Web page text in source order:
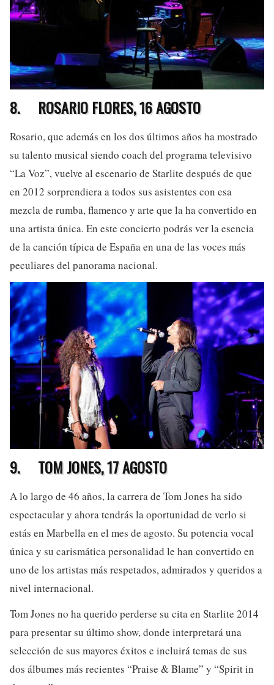
8. ROSARIO FLORES, 16 AGOSTO
Rosario, que además en los dos últimos años ha mostrado
su talento musical siendo coach del programa televisivo
“La Voz”, vuelve al escenario de Starlite después de que
en 2012 sorprendiera a todos sus asistentes con esa
mezcla de rumba, flamenco y arte que la ha convertido en
una artista única. En este concierto podrás ver la esencia
de la canción típica de España en una de las voces más
peculiares del panorama nacional.
9. TOM JONES, 17 AGOSTO
A lo largo de 46 años, la carrera de Tom Jones ha sido
espectacular y ahora tendrás la oportunidad de verlo si
estás en Marbella en el mes de agosto. Su potencia vocal
única y su carismática personalidad le han convertido en
uno de los artistas más respetados, admirados y queridos a
nivel internacional.
Tom Jones no ha querido perderse su cita en Starlite 2014
para presentar su último show, donde interpretará una
selección de sus mayores éxitos e incluirá temas de sus
dos álbumes más recientes “Praise & Blame” y “Spirit in